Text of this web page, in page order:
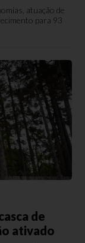
atuação de
para 93
de
ativado